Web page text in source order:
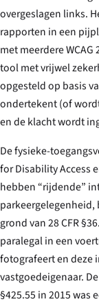
overgeslagen links.
rapporten in een
met meerdere
tool met vrijwel
opgesteld op basis
ondertekent (of
en de klacht wordt
De fysieke-
for Disability Access
hebben “rijdende”
grond van 28 CFR
paralegal in een
fotografeert en deze
vastgoedeigenaar.
§425.55 in 2015 was